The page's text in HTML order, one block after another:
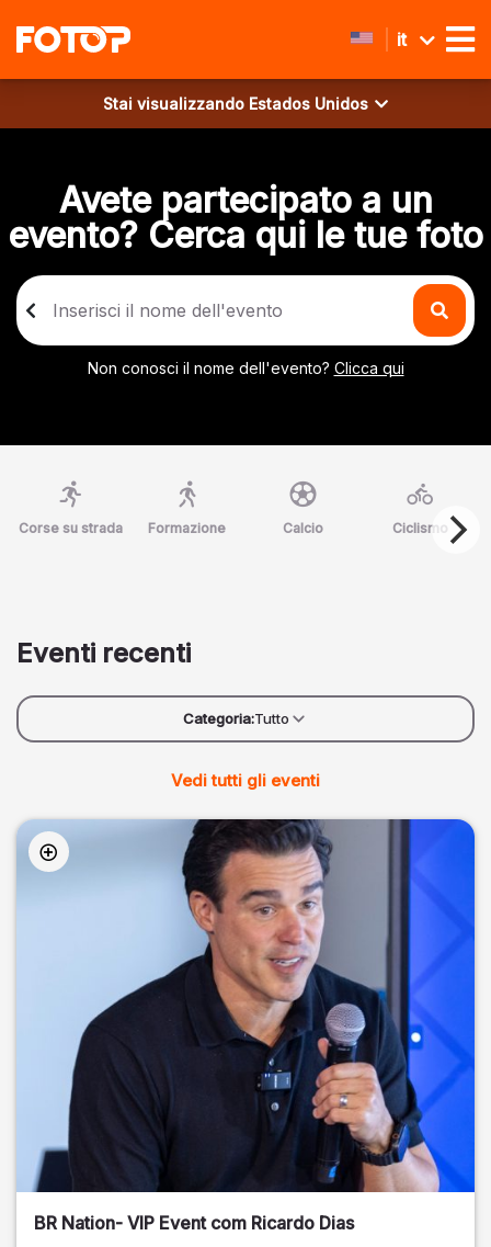
it
Stai visualizzando Estados Unidos
Avete partecipato a un
evento? Cerca qui le tue foto
Non conosci il nome dell'evento? Clicca qui
Corse su strada Formazione Calcio Ciclismo
Eventi recenti
Categoria:Tutto
Vedi tutti gli eventi
BR Nation- VIP Event com Ricardo Dias